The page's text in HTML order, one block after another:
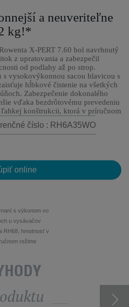
a neuveriteľne
kg!*
X-PERT 7.60 bol navrhnutý
z upratovania a zabezpečil
od podlahy až po strop.
vysokovýkonnou sacou hlavicou s
hĺbkové čistenie na všetkých
Zabezpečenie dokonalého
vďaka bezdrôtovému prevedeniu
konštrukcii, ktorá v príručnom
číslo : RH6A35WO
online
s výkonom vo
u vysávačov
RH68, hmotnosť v
režime